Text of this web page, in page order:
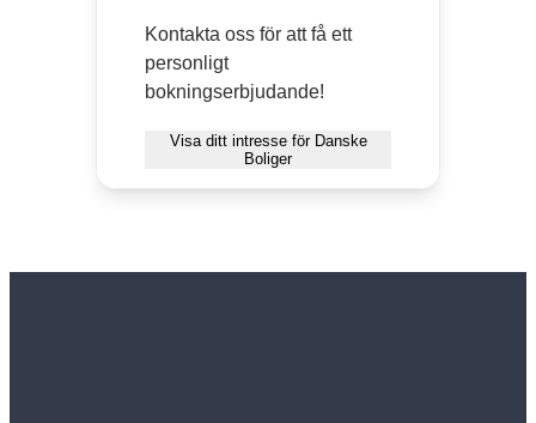
Kontakta oss för att få ett
personligt
bokningserbjudande!
Visa ditt intresse för Danske
Boliger